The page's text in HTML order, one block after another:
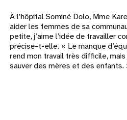
À l’hôpital Sominé Dolo, Mme
aider les femmes de sa
petite, j’aime l’idée de travailler
précise-t-elle. « Le manque
rend mon travail très difficile,
sauver des mères et des enfants.